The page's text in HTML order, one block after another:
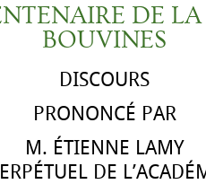
DE
BOUVINES
DISCOURS
PRONONCÉ PAR
M. ÉTIENNE LAMY
DE